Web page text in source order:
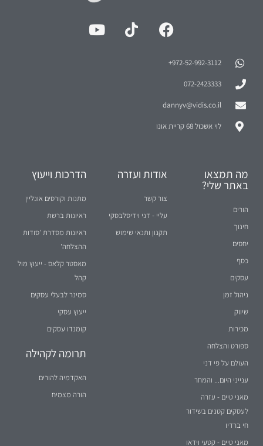
972-52-992-3112⁩+
072-2423333
dannyv@vidis.co.il
לוי אשכול 68 קריית אונו
מה תמצאו
באתר שלי?
הורים
חינוך
יחסים
כסף
עסקים
ניהול זמן
שיווק
מכירות
ספורט והצלחה
העולם על פי דני
ענייני היום... והמחר
מאני טיים - עזרה
לעסקים קטנים בשידור
חי ברדיו
מאני טיים - קטעי וידאו
אודות ועזרה
צור קשר
עליי - דני וידיסלבסקי
תקנון ותנאי שימוש
הדרכות וייעוץ
מתנות וקורסים אונליין
ראיונות ברשת
ראיונות מסדרת 'סודות
ההצלחה'
מאסטר קלאס - ייעוץ מול
קהל
סמינר לבעלי עסקים
ייעוץ עסקי
קומנדו עסקים
תרומה לקהילה
האקדמיה להורים
הורה מצמיח